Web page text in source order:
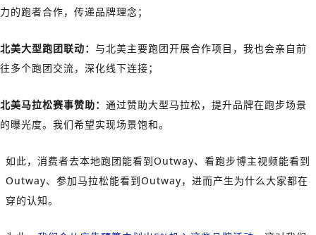
力的跑者合作，传递品牌理念；
北美大型跑团联动： 与北美主要跑团开展合作项目，我也会亲自前
往多个跑团交流，深化线下连接；
北美马拉松赛事赞助： 通过赞助大型马拉松，提升品牌在跑步场景
的曝光度。我们希望实现场景饱和。
如此，消费者去本地跑团能看到Outway、看跑步博主视频能看到
Outway、参加马拉松能看到Outway，进而产生为什么大家都在
穿的认知。